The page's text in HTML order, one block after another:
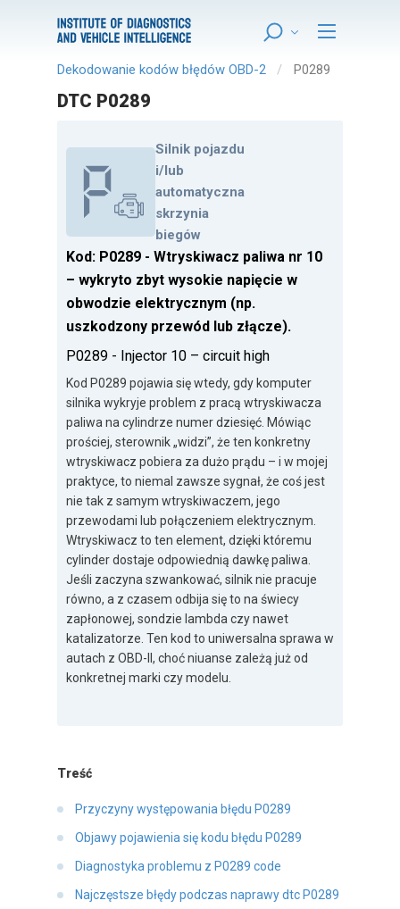
Dekodowanie kodów błędów OBD-2 P0289
DTC P0289
Silnik pojazdu
i/lub
automatyczna
skrzynia
biegów
Kod: P0289 - Wtryskiwacz paliwa nr 10
– wykryto zbyt wysokie napięcie w
obwodzie elektrycznym (np.
uszkodzony przewód lub złącze).
P0289 - Injector 10 – circuit high
Kod P0289 pojawia się wtedy, gdy komputer
silnika wykryje problem z pracą wtryskiwacza
paliwa na cylindrze numer dziesięć. Mówiąc
prościej, sterownik „widzi”, że ten konkretny
wtryskiwacz pobiera za dużo prądu – i w mojej
praktyce, to niemal zawsze sygnał, że coś jest
nie tak z samym wtryskiwaczem, jego
przewodami lub połączeniem elektrycznym.
Wtryskiwacz to ten element, dzięki któremu
cylinder dostaje odpowiednią dawkę paliwa.
Jeśli zaczyna szwankować, silnik nie pracuje
równo, a z czasem odbija się to na świecy
zapłonowej, sondzie lambda czy nawet
katalizatorze. Ten kod to uniwersalna sprawa w
autach z OBD-II, choć niuanse zależą już od
konkretnej marki czy modelu.
Treść
Przyczyny występowania błędu P0289
Objawy pojawienia się kodu błędu P0289
Diagnostyka problemu z P0289 code
Najczęstsze błędy podczas naprawy dtc P0289